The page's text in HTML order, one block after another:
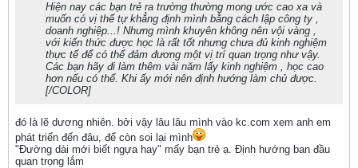
Hiện nay các bạn trẻ ra trường thường mong ước cao xa và
muốn có vị thế tự khẳng định mình bằng cách lập công ty ,
doanh nghiệp...! Nhưng mình khuyên không nên vội vàng ,
với kiến thức được học là rất tốt nhưng chưa đủ kinh nghiệm
thực tế để có thể đảm đương một vị trí quan trọng như vậy.
Các bạn hãy đi làm thêm vài năm lấy kinh nghiệm , học cao
hơn nếu có thể. Khi ấy mới nên định hướng làm chủ được.
[/COLOR]
đó là lẽ dương nhiên. bởi vậy lâu lâu mình vào kc.com xem anh em
phát triển đến đâu, để còn soi lại mình
"Đường dài mới biết ngựa hay" mấy bạn trẻ ạ. Định hướng ban đầu
quan trọng lắm